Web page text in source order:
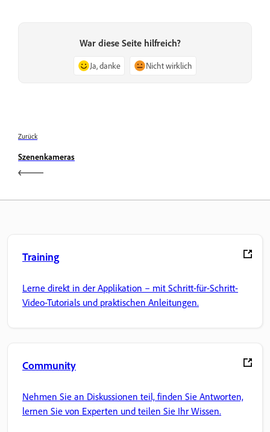
War diese Seite hilfreich?
Ja, danke Nicht wirklich
Zurück
Szenenkameras
Training
Lerne direkt in der Applikation – mit Schritt-für-Schritt-
Video-Tutorials und praktischen Anleitungen.
Community
Nehmen Sie an Diskussionen teil, finden Sie Antworten,
lernen Sie von Experten und teilen Sie Ihr Wissen.